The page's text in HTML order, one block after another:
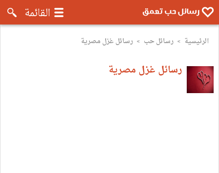
رسائل موبايل تعمق - رسائل حب
القائمة
الرئيسية > رسائل حب > رسائل غزل مصرية
رسائل غزل مصرية